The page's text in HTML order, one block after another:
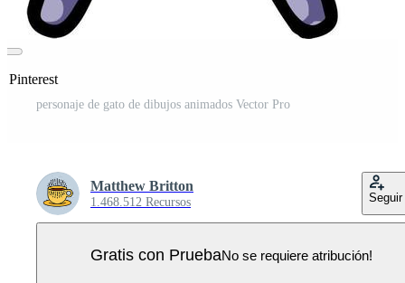
Pinterest
personaje de gato de dibujos animados Vector Pro
Matthew Britton
1.468.512 Recursos Seguir
Gratis con PruebaNo se requiere atribución!